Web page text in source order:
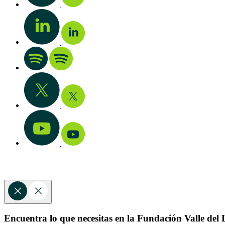
Encuentra lo que necesitas en la Fundación Valle del